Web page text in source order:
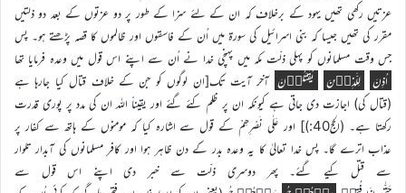
عزتیں رکھی تھیں یہود کے برخلاف کہ ان کے لئے سزا کے طور پر دو عزتوں کے بعد دو ذلتیں
مقرر کی تھیں جیسا کہ بنی اسرائیل کی سورۃ میں اُن کے فاسقوں اور ظالموں کا قصہ پڑھتے ہو۔ پس
جس وقت مسلمانوں کو پہلی ذلّت مکہ میں پہنچی خدا نے اُن سے اپنے اس قول میں وعدہ فرمایا تھا
اُذِنَ
لِلَّذِیۡنَ یُقٰتَلُوۡنَ آخر آیت تک[ان لوگوں کو جن کے خلاف قتال کیا جارہا ہے
(قتال کی) اجازت دی جاتی ہے کیونکہ ان پر ظلم کئے گئے اور یقیناً اللہ ان کی مدد پر پوری قدرت
رکھتا ہے۔ (الحج40:)] اور عَلٰی نَصْرِھِمْ کے قول سے اشارہ کیا کہ مومنوں کے ہاتھ سے کفار پر
عذاب اترے گا۔ پس خدا تعالیٰ کا یہ وعدہ بدر کے دن ظاہر ہوا اور کافر مسلمانوں کی آبدار تلوار
سے قتل کیے گئے۔ پھر دوسری ذلّت سے خبر دی اپنے اس قول سے